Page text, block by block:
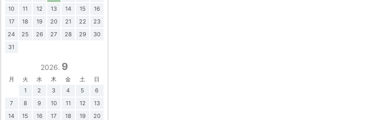
10
11 12 13 14 15
16
17
18 19 20 21 22
23
24
25 26 27 28 29
30
31
2026. 9
月 火 水 木 金 土
日
1
2 3 4 5
6
7
8 9 10 11 12
13
14
15 16 17 18 19
20